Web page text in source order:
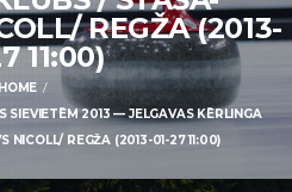
REGŽA (2013-
11:00)
HOME
SIEVIETĒM 2013 — JELGAVAS KĒRLINGA
NICOLL/ REGŽA (2013-01-27 11:00)